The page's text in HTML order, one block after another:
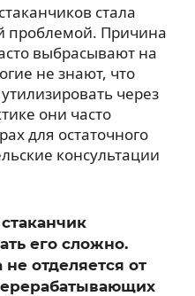
стала
проблемой. Причина
выбрасывают на
не знают, что
через
они часто
для остаточного
консультации
его сложно.
отделяется от